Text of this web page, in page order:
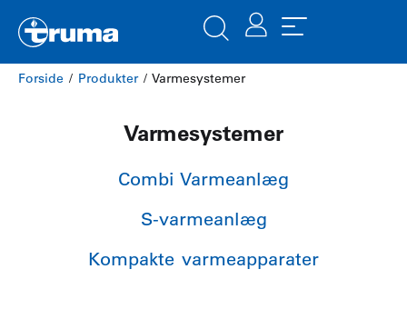
Forside / Produkter/ Varmesystemer
Varmesystemer
Combi Varmeanlæg
S-varmeanlæg
Kompakte varmeapparater